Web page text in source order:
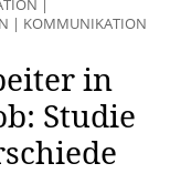
|
| KOMMUNIKATION
in
Studie